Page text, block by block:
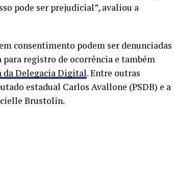
pode ser prejudicial”, avaliou a
consentimento podem ser denunciadas
registro de ocorrência e também
da Delegacia Digital. Entre outras
estadual Carlos Avallone (PSDB) e a
Brustolin.